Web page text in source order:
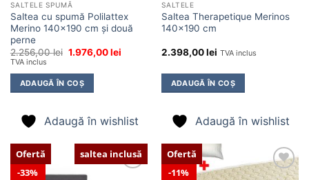
SALTELE SPUMĂ
Saltea cu spumă Polilattex
Merino 140×190 cm și două
perne
2.256,00lei Prețul
fost:
2.256,00 lei.
1.976,00leiPrețul
1.976,00 lei.
TVA inclus
ADAUGĂ ÎN COȘ
Adaugă în wishlist
SALTELE
Saltea Therapetique Merinos
140×190 cm
2.398,00lei TVA inclus
ADAUGĂ ÎN COȘ
Adaugă în wishlist
33%
saltea inclusă
Ofertă
11%
Ofertă
Adaugă